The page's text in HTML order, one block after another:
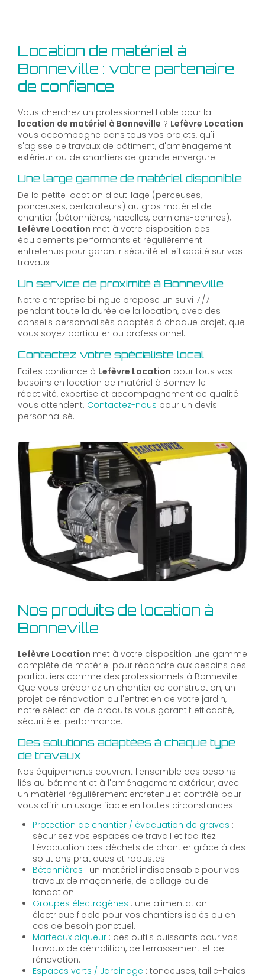
Location de matériel à
Bonneville : votre partenaire
de confiance
Vous cherchez un professionnel fiable pour la
location de matériel à Bonneville ? Lefèvre Location
vous accompagne dans tous vos projets, qu'il
s'agisse de travaux de bâtiment, d'aménagement
extérieur ou de chantiers de grande envergure.
Une large gamme de matériel disponible
De la petite location d'outillage (perceuses,
ponceuses, perforateurs) au gros matériel de
chantier (bétonnières, nacelles, camions-bennes),
Lefèvre Location met à votre disposition des
équipements performants et régulièrement
entretenus pour garantir sécurité et efficacité sur vos
travaux.
Un service de proximité à Bonneville
Notre entreprise bilingue propose un suivi 7j/7
pendant toute la durée de la location, avec des
conseils personnalisés adaptés à chaque projet, que
vous soyez particulier ou professionnel.
Contactez votre spécialiste local
Faites confiance à Lefèvre Location pour tous vos
besoins en location de matériel à Bonneville :
réactivité, expertise et accompagnement de qualité
vous attendent. Contactez-nous pour un devis
personnalisé.
Nos produits de location à
Bonneville
Lefèvre Location met à votre disposition une gamme
complète de matériel pour répondre aux besoins des
particuliers comme des professionnels à Bonneville.
Que vous prépariez un chantier de construction, un
projet de rénovation ou l'entretien de votre jardin,
notre sélection de produits vous garantit efficacité,
sécurité et performance.
Des solutions adaptées à chaque type
de travaux
Nos équipements couvrent l'ensemble des besoins
liés au bâtiment et à l'aménagement extérieur, avec
un matériel régulièrement entretenu et contrôlé pour
vous offrir un usage fiable en toutes circonstances.
Protection de chantier / évacuation de gravas :
sécurisez vos espaces de travail et facilitez
l'évacuation des déchets de chantier grâce à des
solutions pratiques et robustes.
Bétonnières : un matériel indispensable pour vos
travaux de maçonnerie, de dallage ou de
fondation.
Groupes électrogènes : une alimentation
électrique fiable pour vos chantiers isolés ou en
cas de besoin ponctuel.
Marteaux piqueur : des outils puissants pour vos
travaux de démolition, de terrassement et de
rénovation.
Espaces verts / Jardinage : tondeuses, taille-haies